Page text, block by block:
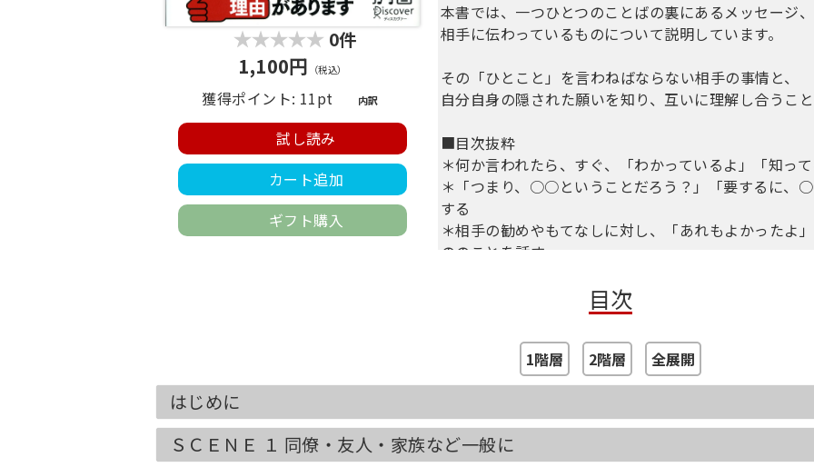
0件
1,100円 （税込）
獲得ポイント: 11pt 内訳
試し読み
カート追加
ギフト購入
本書では、一つひとつのことばの裏にあるメッセージ
相手に伝わっているものについて説明しています。
その「ひとこと」を言わねばならない相手の事情と、
自分自身の隠された願いを知り、互いに理解し合うこ
■目次抜粋
＊何か言われたら、すぐ、「わかっているよ」「知っ
＊「つまり、○○ということだろう？」「要するに、
する
＊相手の勧めやもてなしに対し、「あれもよかったよ
ののことを話す
＊相手の話を「でも」「っていうか」などと否定、も
＊相手が話し終わる前に、「ふーん」「そう」と相づち
＊「別に」とそっけなく答える
＊悩みを打ち明けてきたら、「そんなの、よくあるこ
＊悩みに対し、「こうすればいい」と忠告する
＊「ぼくはいいんだけれど、みんなが」と言って、苦
＊「○○さんが好き」「ぼくの友だちがね」と、別の人
目次
1階層 2階層 全展開
はじめに
ＳＣＥＮＥ １ 同僚・友人・家族など一般に